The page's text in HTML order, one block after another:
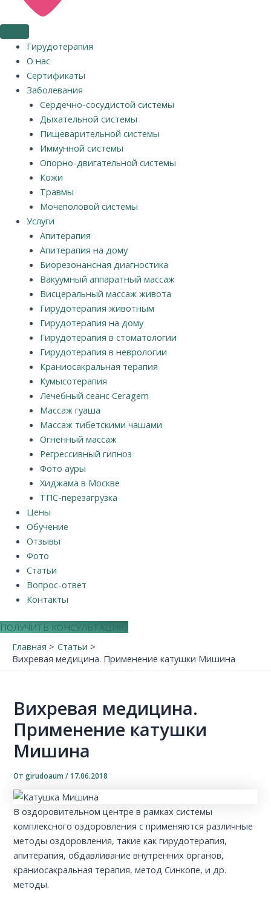
Гирудотерапия
О нас
Сертификаты
Заболевания
Сердечно-сосудистой системы
Дыхательной системы
Пищеварительной системы
Иммунной системы
Опорно-двигательной системы
Кожи
Травмы
Мочеполовой системы
Услуги
Апитерапия
Апитерапия на дому
Биорезонансная диагностика
Вакуумный аппаратный массаж
Висцеральный массаж живота
Гирудотерапия животным
Гирудотерапия на дому
Гирудотерапия в стоматологии
Гирудотерапия в неврологии
Краниосакральная терапия
Кумысотерапия
Лечебный сеанс Ceragem
Массаж гуаша
Массаж тибетскими чашами
Огненный массаж
Регрессивный гипноз
Фото ауры
Хиджама в Москве
ТПС-перезагрузка
Цены
Обучение
Отзывы
Фото
Статьи
Вопрос-ответ
Контакты
ПОЛУЧИТЬ КОНСУЛЬТАЦИЮ
Главная
Статьи
Вихревая медицина. Применение катушки Мишина
Вихревая медицина.
Применение катушки
Мишина
Отgirudoaum/17.06.2018
В оздоровительном центре в рамках системы
комплексного оздоровления с применяются различные
методы оздоровления, такие как гирудотерапия,
апитерапия, обдавливание внутренних органов,
краниосакральная терапия, метод Синкопе, и др.
методы.